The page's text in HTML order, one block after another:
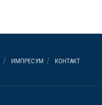
ИМПРЕСУМ КОНТАКТ